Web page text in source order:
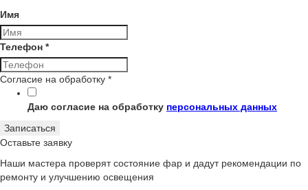
Имя
Телефон *
Согласие на обработку *
Даю согласие на обработку персональных данных
Записаться
Оставьте заявку
Наши мастера проверят состояние фар и дадут рекомендации по
ремонту и улучшению освещения